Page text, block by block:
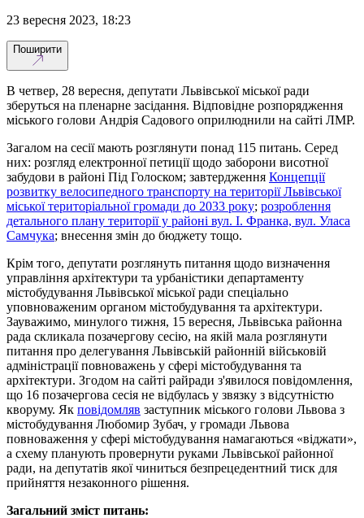
23 вересня 2023, 18:23
Поширити
В четвер, 28 вересня, депутати Львівської міської ради
зберуться на пленарне засідання. Відповідне розпорядження
міського голови Андрія Садового оприлюднили на сайті ЛМР.
Загалом на сесії мають розглянути понад 115 питань. Серед
них: розгляд електронної петиції щодо заборони висотної
забудови в районі Під Голоском; завтердження Концепції
розвитку велосипедного транспорту на території Львівської
міської територіальної громади до 2033 року; розроблення
детального плану території у районі вул. І. Франка, вул. Уласа
Самчука; внесення змін до бюджету тощо.
Крім того, депутати розглянуть питання щодо визначення
управління архітектури та урбаністики департаменту
містобудування Львівської міської ради спеціально
уповноваженим органом містобудування та архітектури.
Зауважимо, минулого тижня, 15 вересня, Львівська районна
рада скликала позачергову сесію, на якій мала розглянути
питання про делегування Львівській районній військовій
адміністрації повноважень у сфері містобудування та
архітектури. Згодом на сайті райради з'явилося повідомлення,
що 16 позачергова сесія не відбулась у звязку з відсутністю
кворуму. Як повідомляв заступник міського голови Львова з
містобудування Любомир Зубач, у громади Львова
повноваження у сфері містобудування намагаються «віджати»,
а схему планують провернути руками Львівської районної
ради, на депутатів якої чиниться безпрецедентний тиск для
прийняття незаконного рішення.
Загальний зміст питань: